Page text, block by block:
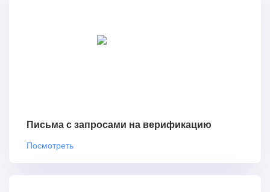
Письма с запросами на верификацию
Посмотреть